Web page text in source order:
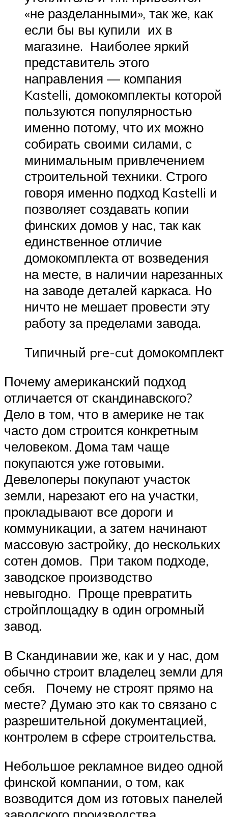
«не разделанными», так же, как
если бы вы купили их в
магазине. Наиболее яркий
представитель этого
направления — компания
Kastelli, домокомплекты которой
пользуются популярностью
именно потому, что их можно
собирать своими силами, с
минимальным привлечением
строительной техники. Строго
говоря именно подход Kastelli и
позволяет создавать копии
финских домов у нас, так как
единственное отличие
домокомплекта от возведения
на месте, в наличии нарезанных
на заводе деталей каркаса. Но
ничто не мешает провести эту
работу за пределами завода.
Типичный pre-cut домокомплект
Почему американский подход
отличается от скандинавского?
Дело в том, что в америке не так
часто дом строится конкретным
человеком. Дома там чаще
покупаются уже готовыми.
Девелоперы покупают участок
земли, нарезают его на участки,
прокладывают все дороги и
коммуникации, а затем начинают
массовую застройку, до нескольких
сотен домов. При таком подходе,
заводское производство
невыгодно. Проще превратить
стройплощадку в один огромный
завод.
В Скандинавии же, как и у нас, дом
обычно строит владелец земли для
себя. Почему не строят прямо на
месте? Думаю это как то связано с
разрешительной документацией,
контролем в сфере строительства.
Небольшое рекламное видео одной
финской компании, о том, как
возводится дом из готовых панелей